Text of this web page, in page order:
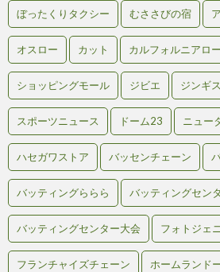
ぼったくりタクシー むささびの宿
オスロー カット カルフォルニアロ
ショッピングモール ジビエ ジンギ
スポーツニュース ドーム23 ニュー
ハセガワストア バッセンチェーン
バッティングららら バッティングセン
バッティングセンター大会 フォトジェ
フランチャイズチェーン ホームランド